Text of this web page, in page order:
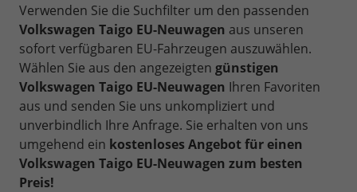
Verwenden Sie die Suchfilter um den passenden
Volkswagen Taigo EU-Neuwagen aus unseren
sofort verfügbaren EU-Fahrzeugen auszuwählen.
Wählen Sie aus den angezeigten günstigen
Volkswagen Taigo EU-Neuwagen Ihren Favoriten
aus und senden Sie uns unkompliziert und
unverbindlich Ihre Anfrage. Sie erhalten von uns
umgehend ein kostenloses Angebot für einen
Volkswagen Taigo EU-Neuwagen zum besten
Preis!